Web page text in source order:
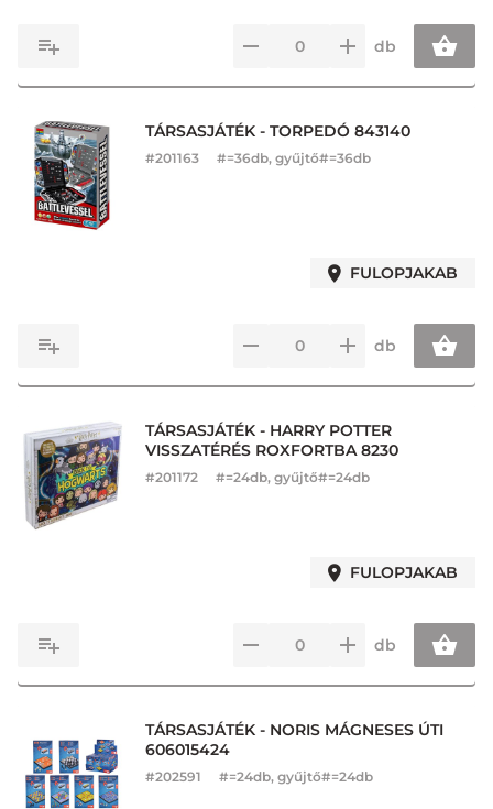
db
TÁRSASJÁTÉK - TORPEDÓ 843140
#201163 #=36db, gyűjtő#=36db
FULOPJAKAB
db
TÁRSASJÁTÉK - HARRY POTTER
VISSZATÉRÉS ROXFORTBA 8230
#201172 #=24db, gyűjtő#=24db
FULOPJAKAB
db
TÁRSASJÁTÉK - NORIS MÁGNESES ÚTI
606015424
#202591 #=24db, gyűjtő#=24db